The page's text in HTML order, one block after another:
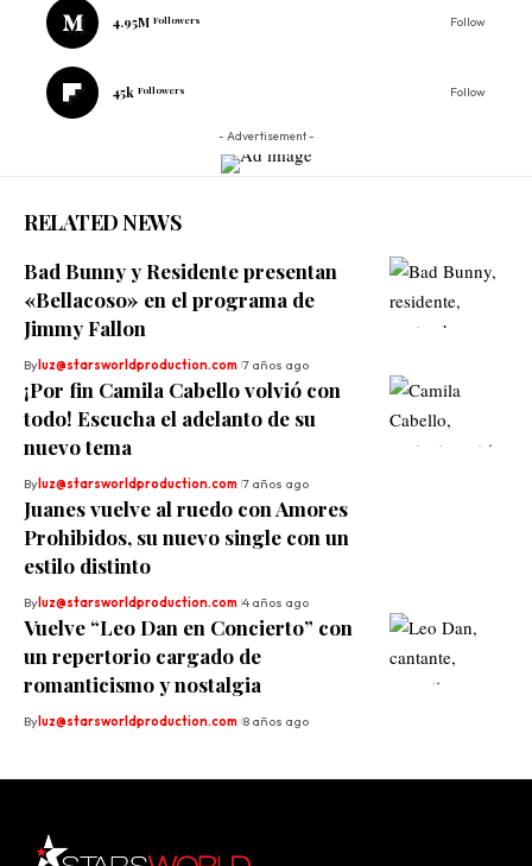
4.95M Followers Follow
45k Followers Follow
- Advertisement -
RELATED NEWS
Bad Bunny y Residente presentan
«Bellacoso» en el programa de
Jimmy Fallon
Byluz@starsworldproduction.com 7 años ago
¡Por fin Camila Cabello volvió con
todo! Escucha el adelanto de su
nuevo tema
Byluz@starsworldproduction.com 7 años ago
Juanes vuelve al ruedo con Amores
Prohibidos, su nuevo single con un
estilo distinto
Byluz@starsworldproduction.com 4 años ago
Vuelve “Leo Dan en Concierto” con
un repertorio cargado de
romanticismo y nostalgia
Byluz@starsworldproduction.com 8 años ago